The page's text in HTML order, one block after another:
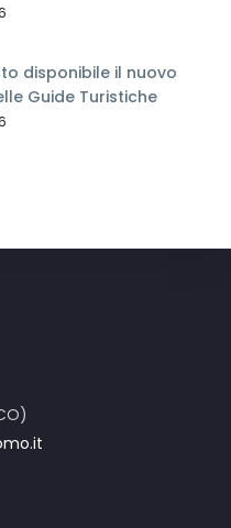
disponibile il nuovo
Guide Turistiche